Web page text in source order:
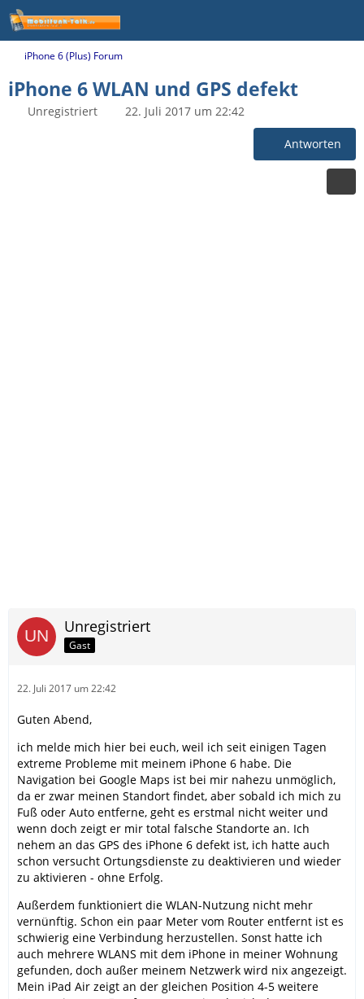
iPhone 6 (Plus) Forum
iPhone 6 WLAN und GPS defekt
Unregistriert 22. Juli 2017 um 22:42
Antworten
Unregistriert
Gast
22. Juli 2017 um 22:42
Guten Abend,
ich melde mich hier bei euch, weil ich seit einigen Tagen
extreme Probleme mit meinem iPhone 6 habe. Die
Navigation bei Google Maps ist bei mir nahezu unmöglich,
da er zwar meinen Standort findet, aber sobald ich mich zu
Fuß oder Auto entferne, geht es erstmal nicht weiter und
wenn doch zeigt er mir total falsche Standorte an. Ich
nehem an das GPS des iPhone 6 defekt ist, ich hatte auch
schon versucht Ortungsdienste zu deaktivieren und wieder
zu aktivieren - ohne Erfolg.
Außerdem funktioniert die WLAN-Nutzung nicht mehr
vernünftig. Schon ein paar Meter vom Router entfernt ist es
schwierig eine Verbindung herzustellen. Sonst hatte ich
auch mehrere WLANS mit dem iPhone in meiner Wohnung
gefunden, doch außer meinem Netzwerk wird nix angezeigt.
Mein iPad Air zeigt an der gleichen Position 4-5 weitere